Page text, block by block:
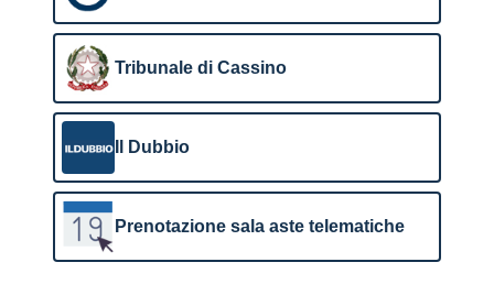
Tribunale di Cassino
Il Dubbio
Prenotazione sala aste telematiche